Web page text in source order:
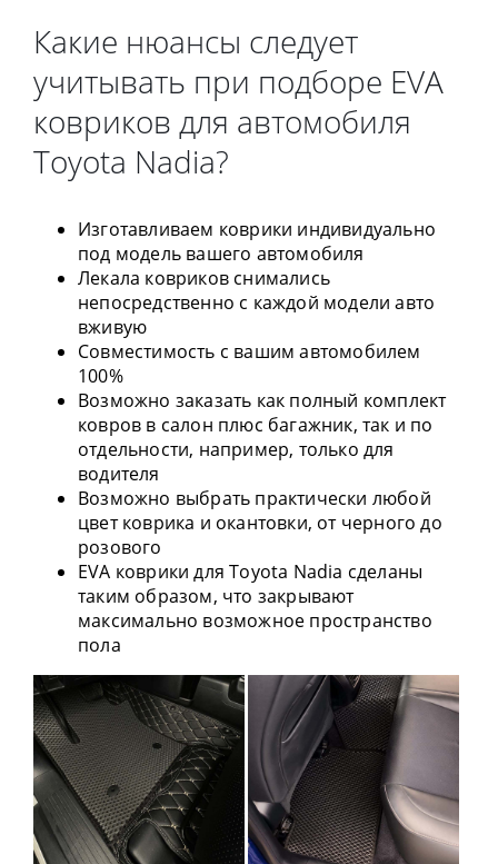
Какие нюансы следует
учитывать при подборе EVA
ковриков для автомобиля
Toyota Nadia?
Изготавливаем коврики индивидуально
под модель вашего автомобиля
Лекала ковриков снимались
непосредственно с каждой модели авто
вживую
Совместимость с вашим автомобилем
100%
Возможно заказать как полный комплект
ковров в салон плюс багажник, так и по
отдельности, например, только для
водителя
Возможно выбрать практически любой
цвет коврика и окантовки, от черного до
розового
EVA коврики для Toyota Nadia сделаны
таким образом, что закрывают
максимально возможное пространство
пола